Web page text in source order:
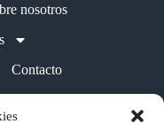
nosotros
Contacto